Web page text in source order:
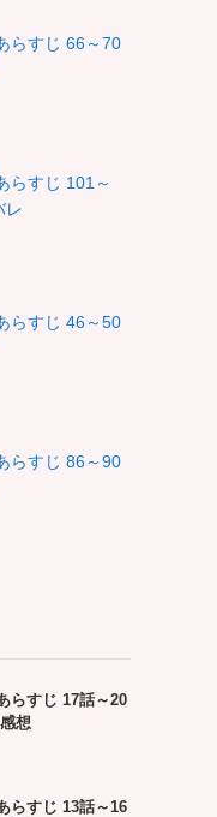
らすじ 66～70
らすじ 101～
レ
らすじ 46～50
らすじ 86～90
らすじ 17話～20
想
らすじ 13話～16